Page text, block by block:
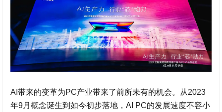
AI带来的变革为PC产业带来了前所未有的机会。从2023
年9月概念诞生到如今初步落地，AI PC的发展速度不容小